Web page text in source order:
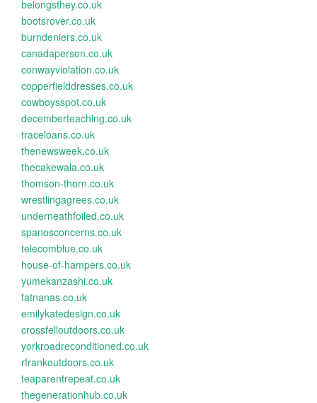
belongsthey.co.uk
bootsrover.co.uk
burndeniers.co.uk
canadaperson.co.uk
conwayviolation.co.uk
copperfielddresses.co.uk
cowboysspot.co.uk
decemberteaching.co.uk
traceloans.co.uk
thenewsweek.co.uk
thecakewala.co.uk
thomson-thorn.co.uk
wrestlingagrees.co.uk
underneathfoiled.co.uk
spanosconcerns.co.uk
telecomblue.co.uk
house-of-hampers.co.uk
yumekanzashi.co.uk
fatnanas.co.uk
emilykatedesign.co.uk
crossfelloutdoors.co.uk
yorkroadreconditioned.co.uk
rfrankoutdoors.co.uk
teaparentrepeat.co.uk
thegenerationhub.co.uk